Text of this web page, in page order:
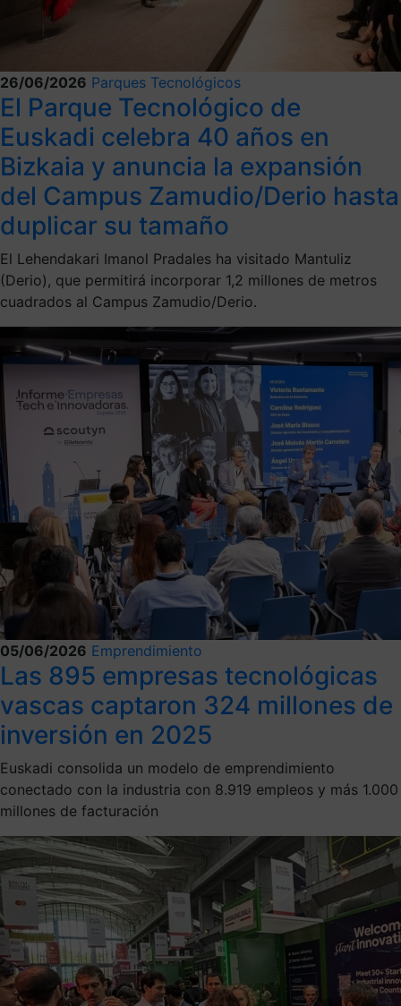
26/06/2026 Parques Tecnológicos
El Parque Tecnológico de
Euskadi celebra 40 años en
Bizkaia y anuncia la expansión
del Campus Zamudio/Derio hasta
duplicar su tamaño
El Lehendakari Imanol Pradales ha visitado Mantuliz
(Derio), que permitirá incorporar 1,2 millones de metros
cuadrados al Campus Zamudio/Derio.
05/06/2026 Emprendimiento
Las 895 empresas tecnológicas
vascas captaron 324 millones de
inversión en 2025
Euskadi consolida un modelo de emprendimiento
conectado con la industria con 8.919 empleos y más 1.000
millones de facturación